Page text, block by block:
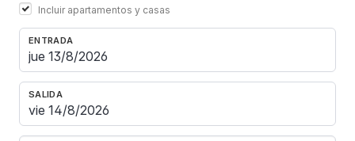
Incluir apartamentos y casas
ENTRADA
SALIDA